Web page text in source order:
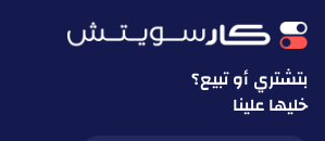
بتشتري أو تبيع؟
خليها علينا